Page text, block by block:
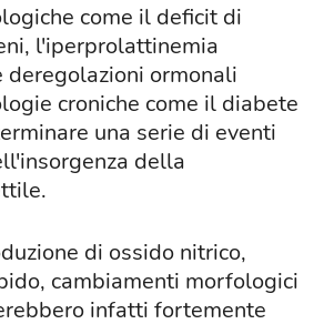
come il deficit di
l'iperprolattinemia
ormonali
croniche come il diabete
una serie di eventi
della
di ossido nitrico,
cambiamenti morfologici
infatti fortemente